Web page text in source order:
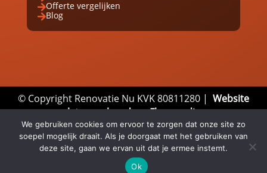
Offerte vergelijken
Blog
© Copyright Renovatie Nu KVK 80811280 | Website
laten maken door Flexamedia
Privacyverklaring|Disclaimer| Algemene
Voorwaarden
We gebruiken cookies om ervoor te zorgen dat onze site zo
soepel mogelijk draait. Als je doorgaat met het gebruiken van
deze site, gaan we ervan uit dat je ermee instemt.
Ok